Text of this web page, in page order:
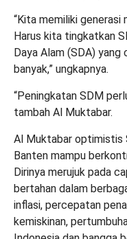
“Kita memiliki generasi
Harus kita tingkatkan
Daya Alam (SDA)
banyak,” ungkapnya.
“Peningkatan SDM
tambah Al Muktabar.
Al Muktabar optimistis
Banten mampu
Dirinya merujuk pada
bertahan dalam
inflasi, percepatan
kemiskinan,